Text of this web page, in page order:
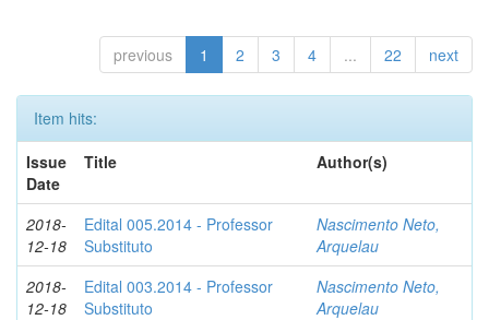
previous 1 2 3 4 ... 22 next
Item hits:
Issue
Date
Title Author(s)
2018-
12-18
Edital 005.2014 - Professor
Substituto
Nascimento Neto,
Arquelau
2018-
12-18
Edital 003.2014 - Professor
Substituto
Nascimento Neto,
Arquelau